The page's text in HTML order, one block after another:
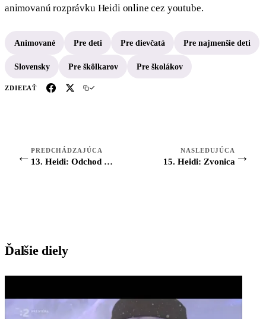
animovanú rozprávku Heidi online cez youtube.
Animované Pre deti Pre dievčatá Pre najmenšie deti
Slovensky Pre škôlkarov Pre školákov
ZDIEĽAŤ
← PREDCHÁDZAJÚCA
13. Heidi: Odchod z hôr
NASLEDUJÚCA
15. Heidi: Zvonica →
Ďalšie diely